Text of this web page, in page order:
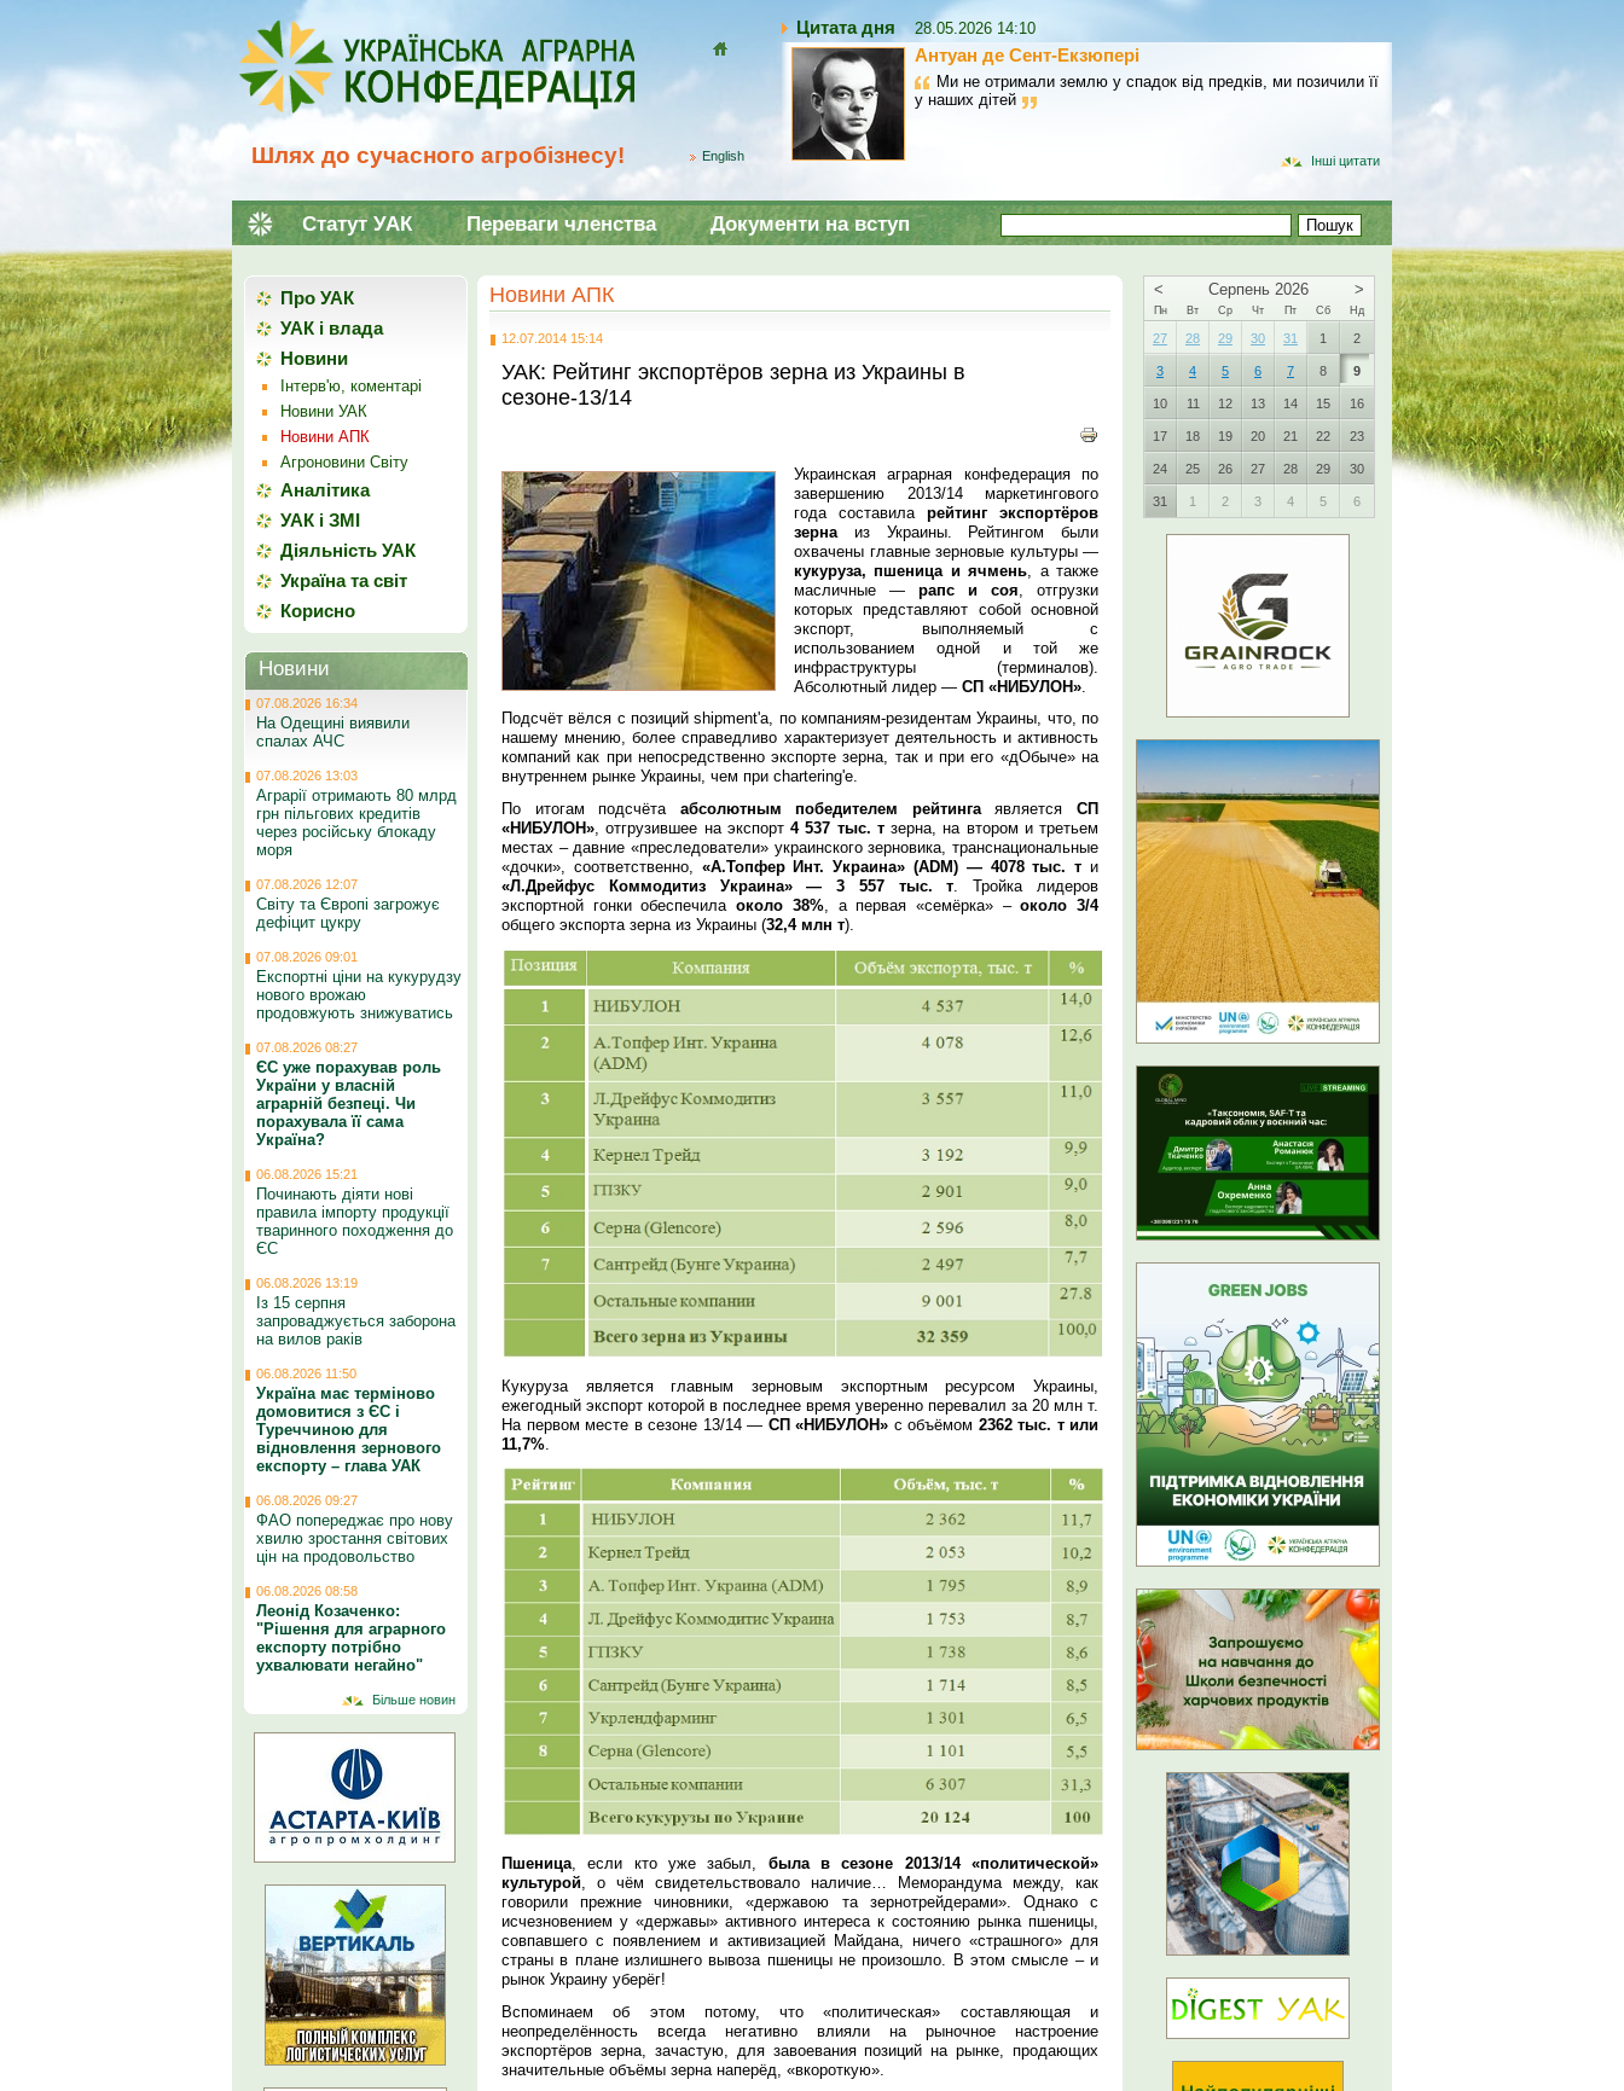
Шлях до сучасного агробізнесу! English
Цитата дня 28.05.2026 14:10
Антуан де Сент-Екзюпері
Ми не отримали землю у спадок від предків, ми позичили її
у наших дітей
Інші цитати
Статут УАК Переваги членства Документи на вступ
Новини АПК
12.07.2014 15:14
УАК: Рейтинг экспортёров зерна из Украины в
сезоне-13/14
Украинская аграрная конфедерация по
завершению 2013/14 маркетингового
года составила рейтинг экспортёров
зернаиз Украины. Рейтингом были
охвачены главные зерновые культуры —
кукуруза, пшеница и ячмень, а также
масличные — рапс и соя, отгрузки
которых представляют собой основной
экспорт, выполняемый с
использованием одной и той же
инфраструктуры (терминалов).
Абсолютный лидер — СП «НИБУЛОН».
Подсчёт вёлся с позиций shipment'а, по компаниям-резидентам Украины, что, по
нашему мнению, более справедливо характеризует деятельность и активность
компаний как при непосредственно экспорте зерна, так и при его «дОбыче» на
внутреннем рынке Украины, чем при chartering'е.
По итогам подсчёта абсолютным победителем рейтингаявляется СП
«НИБУЛОН» , отгрузившее на экспорт 4 537 тыс. тзерна, на втором и третьем
местах – давние «преследователи» украинского зерновика, транснациональные
«дочки», соответственно, «А.Топфер Инт. Украина» (ADM) — 4078 тыс. т и
«Л.Дрейфус Коммодитиз Украина» — 3 557 тыс. т . Тройка лидеров
экспортной гонки обеспечилаоколо 38%, а первая «семёрка» –около 3/4
общего экспорта зерна из Украины (32,4 млн т).
Кукуруза является главным зерновым экспортным ресурсом Украины,
ежегодный экспорт которой в последнее время уверенно перевалил за 20 млн т.
На первом месте в сезоне 13/14 — СП «НИБУЛОН» с объёмом 2362 тыс. т или
11,7%
Пшеница, если кто уже забыл, была в сезоне 2013/14 «политической»
культурой, о чём свидетельствовало наличие… Меморандума между, как
говорили прежние чиновники, «державою та зернотрейдерами». Однако с
исчезновением у «державы» активного интереса к состоянию рынка пшеницы,
совпавшего с появлением и активизацией Майдана, ничего «страшного» для
страны в плане излишнего вывоза пшеницы не произошло. В этом смысле – и
рынок Украину уберёг!
Вспоминаем об этом потому, что «политическая» составляющая и
неопределённость всегда негативно влияли на рыночное настроение
экспортёров зерна, зачастую, для завоевания позиций на рынке, продающих
значительные объёмы зерна наперёд, «вкороткую».
Про УАК
УАК і влада
Новини
Інтерв'ю, коментарі
Новини УАК
Новини АПК
Агроновини Світу
Аналітика
УАК і ЗМІ
Діяльність УАК
Україна та світ
Корисно
Новини
07.08.2026 16:34
На Одещині виявили
спалах АЧС
07.08.2026 13:03
Аграрії отримають 80 млрд
грн пільгових кредитів
через російську блокаду
моря
07.08.2026 12:07
Світу та Європі загрожує
дефіцит цукру
07.08.2026 09:01
Експортні ціни на кукурудзу
нового врожаю
продовжують знижуватись
07.08.2026 08:27
ЄС уже порахував роль
України у власній
аграрній безпеці. Чи
порахувала її сама
Україна?
06.08.2026 15:21
Починають діяти нові
правила імпорту продукції
тваринного походження до
ЄС
06.08.2026 13:19
Із 15 серпня
запроваджується заборона
на вилов раків
06.08.2026 11:50
Україна має терміново
домовитися з ЄС і
Туреччиною для
відновлення зернового
експорту – глава УАК
06.08.2026 09:27
ФАО попереджає про нову
хвилю зростання світових
цін на продовольство
06.08.2026 08:58
Леонід Козаченко:
"Рішення для аграрного
експорту потрібно
ухвалювати негайно"
Більше новин
< Серпень 2026 >
Пн Вт Ср Чт Пт Сб Нд
27 28 29 30 31 1 2
3 4 5 6 7 8 9
10 11 12 13 14 15 16
17 18 19 20 21 22 23
24 25 26 27 28 29 30
31 1 2 3 4 5 6